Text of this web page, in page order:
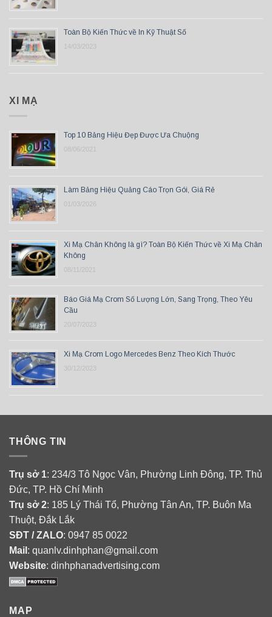
Toàn Bộ Kiến Thức về In Kỹ Thuật Số
14/03/2023
XI MẠ
Top 10 Bảng Hiệu Đẹp Được Ưa Chuộng
08/06/2021
Làm Bảng Hiệu Quảng Cáo Trọn Gói, Giá Rẻ
01/03/2026
Xi Mạ Chân Không là gì? Toàn Bộ Kiến Thức về Xi Mạ Chân
Không
08/11/2021
Báo Giá Mạ Crom Số Lượng Lớn, Sang Trọng, Theo Yêu
Cầu
20/07/2023
Xi Mạ Crom Logo Mercedes Benz Theo Kích Thước
30/12/2023
THÔNG TIN
Trụ sở 1: 234/3 Tô Ngọc Vân, Phường Linh Đông, TP. Thủ
Đức, TP. Hồ Chí Minh
Trụ sở 2: 185 Lý Thái Tổ, Phường Tân An, TP. Buôn Ma
Thuột, Đắk Lắk
SĐT / ZALO: 0947 85 0022
Mail : quanlv.dinhphan@gmail.com
Website: dinhphanadvertising.com
MAP